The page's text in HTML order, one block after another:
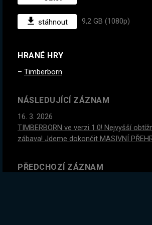
stáhnout 9,2 GB (1080p)
HRANÉ HRY
Timberborn
NÁSLEDUJÍCÍ ZÁZNAM
16. 3. 2026
TIMBERBORN ve verzi 1.0! Nejvyšší
zábava! Jdeme dokončit MASIVNÍ
PŘEDCHOZÍ ZÁZNAM